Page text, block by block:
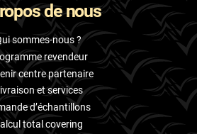
de nous
sommes-nous ?
revendeur
centre partenaire
et services
d’échantillons
total covering